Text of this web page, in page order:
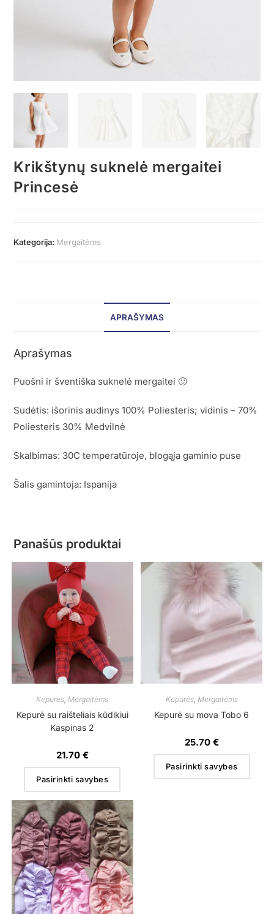
Krikštynų suknelė mergaitei
Princesė
Kategorija: Mergaitėms
APRAŠYMAS
Aprašymas
Puošni ir šventiška suknelė mergaitei 🙂
Sudėtis: išorinis audinys 100% Poliesteris; vidinis – 70%
Poliesteris 30% Medvilnė
Skalbimas: 30C temperatūroje, blogąja gaminio puse
Šalis gamintoja: Ispanija
Panašūs produktai
Kepurės,Mergaitėms
Kepurė su raišteliais kūdikiui
Kaspinas 2
21.70 €
Pasirinkti savybes
Kepurės, Mergaitėms
Kepurė su mova Tobo 6
25.70 €
Pasirinkti savybes